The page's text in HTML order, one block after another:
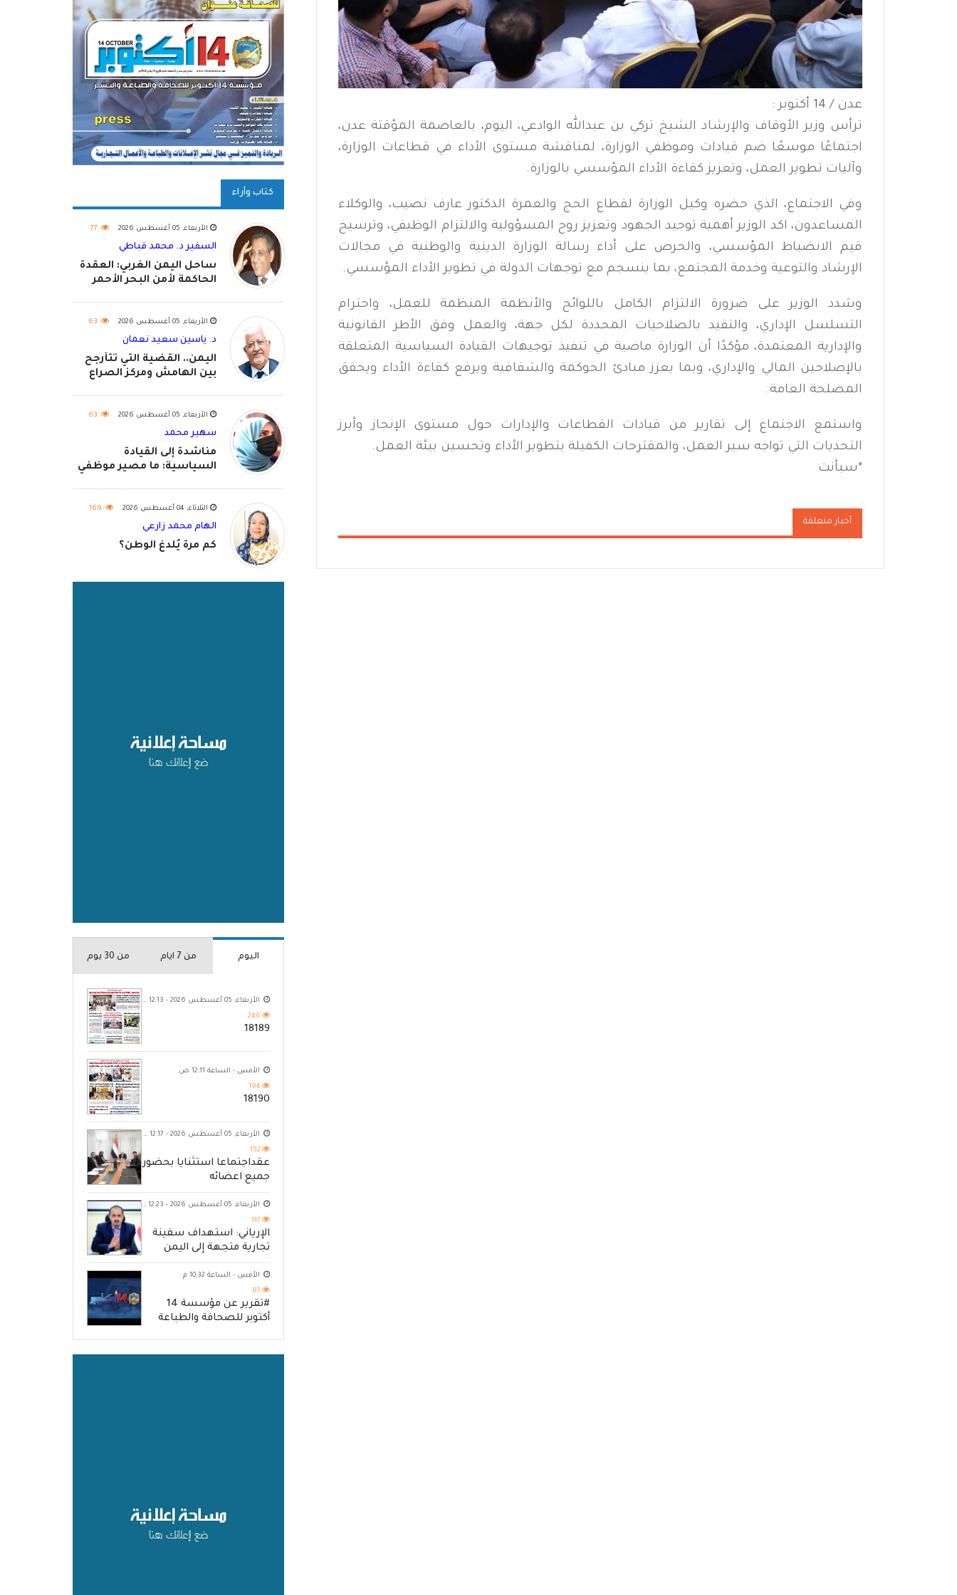
عدن / 14 أكتوبر :
ترأس وزير الأوقاف والإرشاد الشيخ تركي بن عبدالله الوادعي، اليوم، بالعاصمة المؤقتة عدن،
اجتماعًا موسعًا ضم قيادات وموظفي الوزارة، لمناقشة مستوى الأداء في قطاعات الوزارة،
وآليات تطوير العمل، وتعزيز كفاءة الأداء المؤسسي بالوزارة.
وفي الاجتماع، الذي حضره وكيل الوزارة لقطاع الحج والعمرة الدكتور عارف نصيب، والوكلاء
المساعدون، اكد الوزير أهمية توحيد الجهود وتعزيز روح المسؤولية والالتزام الوظيفي، وترسيخ
قيم الانضباط المؤسسي، والحرص على أداء رسالة الوزارة الدينية والوطنية في مجالات
الإرشاد والتوعية وخدمة المجتمع، بما ينسجم مع توجهات الدولة في تطوير الأداء المؤسسي.
وشدد الوزير على ضرورة الالتزام الكامل باللوائح والأنظمة المنظمة للعمل، واحترام
التسلسل الإداري، والتقيد بالصلاحيات المحددة لكل جهة، والعمل وفق الأطر القانونية
والإدارية المعتمدة، مؤكدًا أن الوزارة ماضية في تنفيذ توجيهات القيادة السياسية المتعلقة
بالإصلاحين المالي والإداري، وبما يعزز مبادئ الحوكمة والشفافية ويرفع كفاءة الأداء ويحقق
المصلحة العامة.
واستمع الاجتماع إلى تقارير من قيادات القطاعات والإدارات حول مستوى الإنجاز وأبرز
التحديات التي تواجه سير العمل، والمقترحات الكفيلة بتطوير الأداء وتحسين بيئة العمل.
*سبأنت
أخبار متعلقة
كتاب وآراء
الأربعاء, 05 أغسطس 2026 77
السفير د. محمد قباطي
ساحل اليمن الغربي: العقدة
الحاكمة لأمن البحر الأحمر
الأربعاء, 05 أغسطس 2026 63
د. ياسين سعيد نعمان
اليمن.. القضية التي تتأرجح
بين الهامش ومركز الصراع
الأربعاء, 05 أغسطس 2026 63
سهير محمد
مناشدة إلى القيادة
السياسية: ما مصير موظفي
الثلاثاء, 04 أغسطس 2026 169
الهام محمد زارعي
كم مرة يُلدغ الوطن؟
اليوم من 7 ايام من 30 يوم
الأربعاء, 05 أغسطس 2026 - 12:13 ص
246
18189
الأمس - الساعة 12:11 ص
194
18190
الأربعاء, 05 أغسطس 2026 - 12:17 ص
152
عقداجتماعا استثنايا بحضور
جميع اعضائه
الأربعاء, 05 أغسطس 2026 - 12:23 ص
117
الإرياني: استهداف سفينة
تجارية متجهة إلى اليمن
يكشف حصار الحوثي للشعب
الأمس - الساعة 10:32 م
87
#تقرير عن مؤسسة 14
أكتوبر للصحافة والطباعة